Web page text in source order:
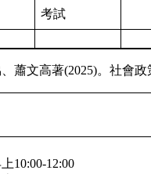
考試
蕭文高著(2025)。社會
10:00-12:00